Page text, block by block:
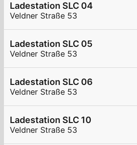
Ladestation SLC 04
Veldner Straße 53
Ladestation SLC 05
Veldner Straße 53
Ladestation SLC 06
Veldner Straße 53
Ladestation SLC 10
Veldner Straße 53